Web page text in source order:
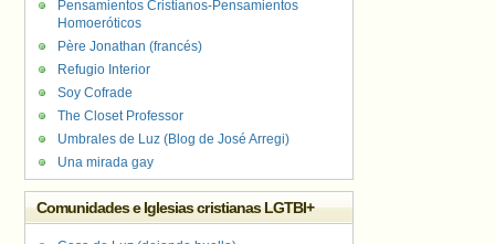
Pensamientos Cristianos-Pensamientos
Homoeróticos
Père Jonathan (francés)
Refugio Interior
Soy Cofrade
The Closet Professor
Umbrales de Luz (Blog de José Arregi)
Una mirada gay
Comunidades e Iglesias cristianas LGTBI+